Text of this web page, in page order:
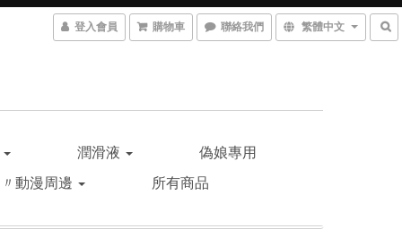
登入會員 購物車 聯絡我們 繁體中文
潤滑液 偽娘專用
動漫周邊 所有商品